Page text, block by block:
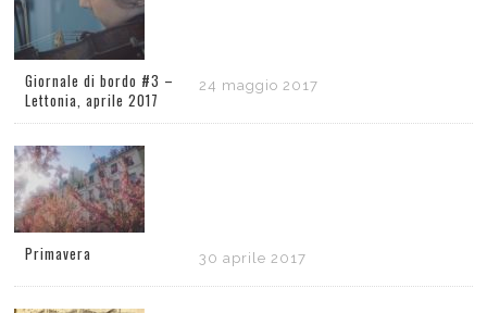
Giornale di bordo #3 –
Lettonia, aprile 2017
24 maggio 2017
Primavera 30 aprile 2017